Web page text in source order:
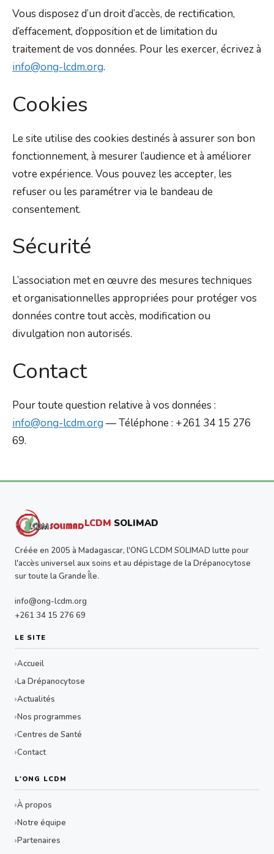
Vous disposez d’un droit d’accès, de rectification,
d’effacement, d’opposition et de limitation du
traitement de vos données. Pour les exercer, écrivez à
info@ong-lcdm.org.
Cookies
Le site utilise des cookies destinés à assurer son bon
fonctionnement, à mesurer l’audience et à améliorer
votre expérience. Vous pouvez les accepter, les
refuser ou les paramétrer via le bandeau de
consentement.
Sécurité
L’association met en œuvre des mesures techniques
et organisationnelles appropriées pour protéger vos
données contre tout accès, modification ou
divulgation non autorisés.
Contact
Pour toute question relative à vos données :
info@ong-lcdm.org — Téléphone : +261 34 15 276
69.
LCDM SOLIMAD
Créée en 2005 à Madagascar, l'ONG LCDM SOLIMAD lutte pour
l'accès universel aux soins et au dépistage de la Drépanocytose
sur toute la Grande Île.
info@ong-lcdm.org
+261 34 15 276 69
LE SITE
Accueil
La Drépanocytose
Actualités
Nos programmes
Centres de Santé
Contact
L'ONG LCDM
À propos
Notre équipe
Partenaires